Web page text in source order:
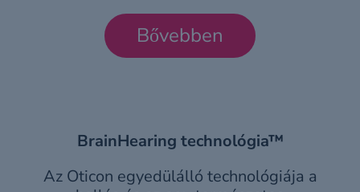
Bővebben
BrainHearing technológia™
Az Oticon egyedülálló technológiája a